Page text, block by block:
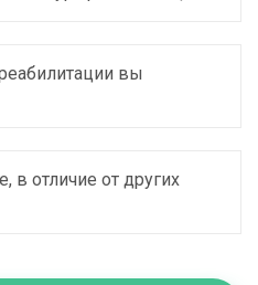
вы
в отличие от других